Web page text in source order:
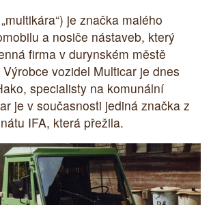
je značka malého
a nosiče nástaveb, který
firma v durynském městě
vozidel Multicar je dnes
specialisty na komunální
je v současnosti jediná značka z
IFA, která přežila.